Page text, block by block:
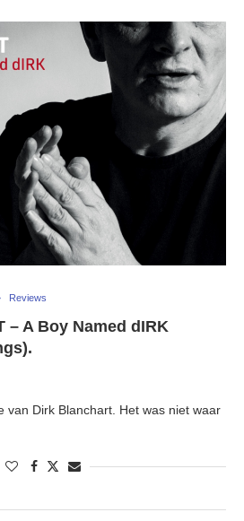
Reviews
– A Boy Named dIRK
van Dirk Blanchart. Het was niet waar